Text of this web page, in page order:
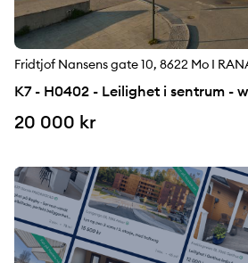
Fridtjof Nansens gate 10, 8622 Mo I
K7 - H0402 - Leilighet i sentrum -
20 000 kr